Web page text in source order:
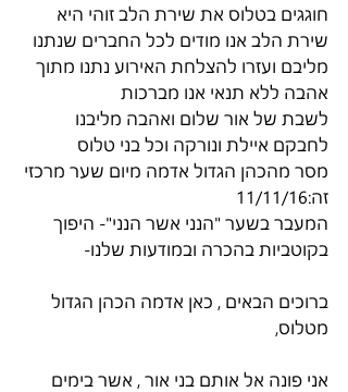
חוגגים בטלוס את שירת הלב זוהי היא
שירת הלב אנו מודים לכל החברים שנתנו
מליבם ועזרו להצלחת האירוע נתנו מתוך
אהבה ללא תנאי אנו מברכות
לשבת של אור שלום ואהבה מליבנו
לחבקם איילת ונורקה וכל בני טלוס
מסר מהכהן הגדול אדמה מיום שער מרכזי
זה:11/11/16
המעבר בשער "הנני אשר הנני"- היפוך
בקוטביות בהכרה ובמודעות שלנו-
ברוכים הבאים , כאן אדמה הכהן הגדול
מטלוס,
אני פונה אל אותם בני אור , אשר בימים